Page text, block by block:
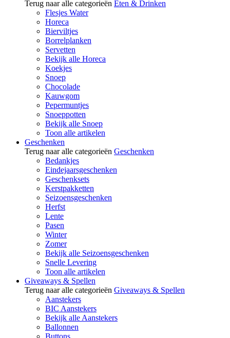
Terug naar alle categorieën Eten & Drinken
Flesjes Water
Horeca
Bierviltjes
Borrelplanken
Servetten
Bekijk alle Horeca
Koekjes
Snoep
Chocolade
Kauwgom
Pepermuntjes
Snoeppotten
Bekijk alle Snoep
Toon alle artikelen
Geschenken
Terug naar alle categorieën Geschenken
Bedankjes
Eindejaarsgeschenken
Geschenksets
Kerstpakketten
Seizoensgeschenken
Herfst
Lente
Pasen
Winter
Zomer
Bekijk alle Seizoensgeschenken
Snelle Levering
Toon alle artikelen
Giveaways & Spellen
Terug naar alle categorieën Giveaways & Spellen
Aanstekers
BIC Aanstekers
Bekijk alle Aanstekers
Ballonnen
Buttons